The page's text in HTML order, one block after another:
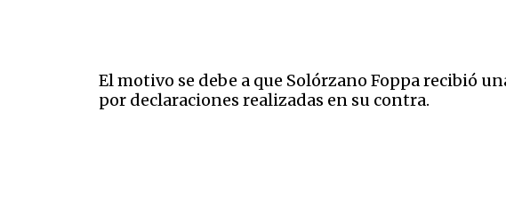
El motivo se debe a que Solórzano Foppa recibió
por declaraciones realizadas en su contra.